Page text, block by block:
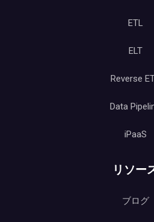
ETL
ELT
Reverse
Data
iPaaS
リソー
ブログ